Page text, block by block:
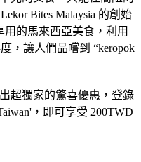
Bites Malaysia 的創始
用的馬來西亞美食，利用
，讓人們品嚐到 “keropok
超獨家的驚喜優惠，登錄
，即可享受 200TWD